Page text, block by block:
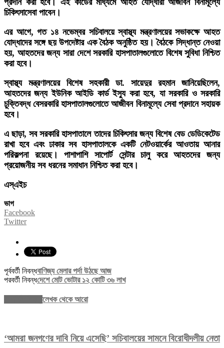
চিকিৎসাসেবা পাবেন।
এর আগে, গত ১৪ নভেম্বর সচিবালয়ে স্বাস্থ্য মন্ত্রণালয়ের সভাকক্ষে আহত
যোদ্ধাদের সঙ্গে ছয় উপদেষ্টার এক বৈঠক অনুষ্ঠিত হয়। বৈঠকে সিদ্ধান্ত নেওয়া
হয়, আহতদের জন্য সারা দেশে সরকারি হাসপাতালগুলোতে বিশেষ সুবিধা নিশ্চিত
করা হবে।
স্বাস্থ্য মন্ত্রণালয়ের বিশেষ সহকারী ডা. সায়েদুর রহমান জানিয়েছিলেন,
আহতদের জন্য ইউনিক আইডি কার্ড ইস্যু করা হবে, যা সরকারি ও সরকারি
চুক্তিবদ্ধ বেসরকারি হাসপাতালগুলোতে আজীবন বিনামূল্যে সেবা প্রদানে সহায়ক
হবে।
এ ছাড়া, সব সরকারি হাসপাতালে তাদের চিকিৎসার জন্য বিশেষ বেড ডেডিকেটেড
রাখা হবে এবং ঢাকার সব হাসপাতালকে একটি নেটওয়ার্কের আওতায় আনার
পরিকল্পনা রয়েছে। পাশাপাশি সাপোর্ট সেন্টার চালু করে আহতদের জন্য
প্রয়োজনীয় সব ধরনের সমাধান নিশ্চিত করা হবে।
এস্এইচ
ভাগ
Facebook
Twitter
পূর্ববর্তী নিবন্ধবাণিজ্য মেলার পর্দা উঠছে আজ
পরবর্তী নিবন্ধদেশে মোট ভোটার ১২ কোটি ৩৬ লাখ
লেখক থেকে আরো
‘আমরা জনগণের দাবি নিয়ে এসেছি’ সচিবালয়ের সামনে বিরোধীদলীয় নেতা